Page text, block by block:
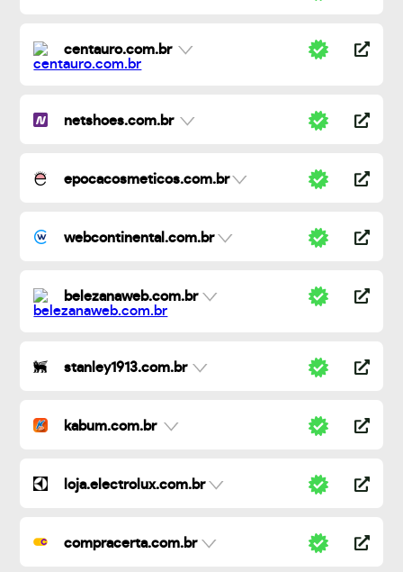
centauro.com.br
netshoes.com.br
epocacosmeticos.com.br
webcontinental.com.br
belezanaweb.com.br
stanley1913.com.br
kabum.com.br
loja.electrolux.com.br
compracerta.com.br